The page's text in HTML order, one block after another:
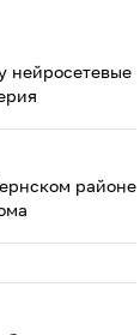
нейросетевые
районе